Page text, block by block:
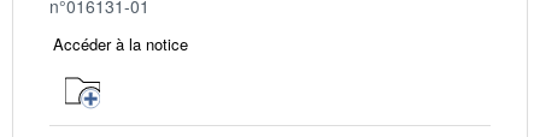
n°016131-01
Accéder à la notice